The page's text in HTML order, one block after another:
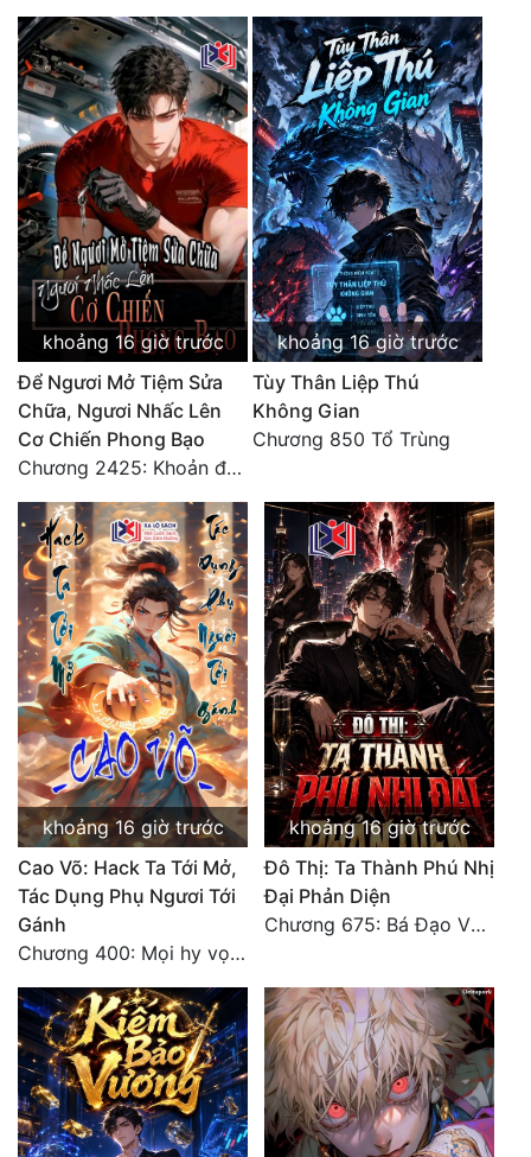
khoảng 16 giờ trước
Để Ngươi Mở Tiệm Sửa
Chữa, Ngươi Nhấc Lên
Cơ Chiến Phong Bạo
Chương 2425: Khoản đầu tư của Tượng Chủ!! Nỗi nghi hoặc của Tô Bạch!
khoảng 16 giờ trước
Tùy Thân Liệp Thú
Không Gian
Chương 850 Tổ Trùng
khoảng 16 giờ trước
Cao Võ: Hack Ta Tới Mở,
Tác Dụng Phụ Ngươi Tới
Gánh
Chương 400: Mọi hy vọng đặt trên Tô Mặc!
khoảng 16 giờ trước
Đô Thị: Ta Thành Phú Nhị
Đại Phản Diện
Chương 675: Bá Đạo Vương Gia